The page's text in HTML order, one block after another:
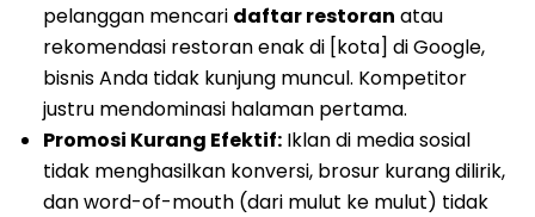
pelanggan mencari daftar restoran atau
rekomendasi restoran enak di [kota] di Google,
bisnis Anda tidak kunjung muncul. Kompetitor
justru mendominasi halaman pertama.
Promosi Kurang Efektif: Iklan di media sosial
tidak menghasilkan konversi, brosur kurang dilirik,
dan word-of-mouth (dari mulut ke mulut) tidak